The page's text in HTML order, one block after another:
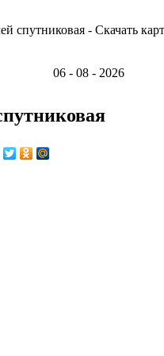
спутниковая - Скачать
06 - 08 - 2026